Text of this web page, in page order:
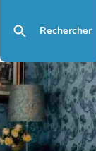
Rechercher